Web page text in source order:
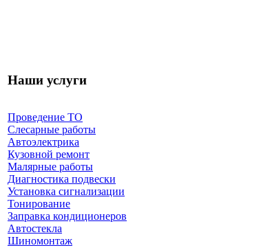
Наши услуги
Проведение ТО
Слесарные работы
Автоэлектрика
Кузовной ремонт
Малярные работы
Диагностика подвески
Установка сигнализации
Тонирование
Заправка кондиционеров
Автостекла
Шиномонтаж